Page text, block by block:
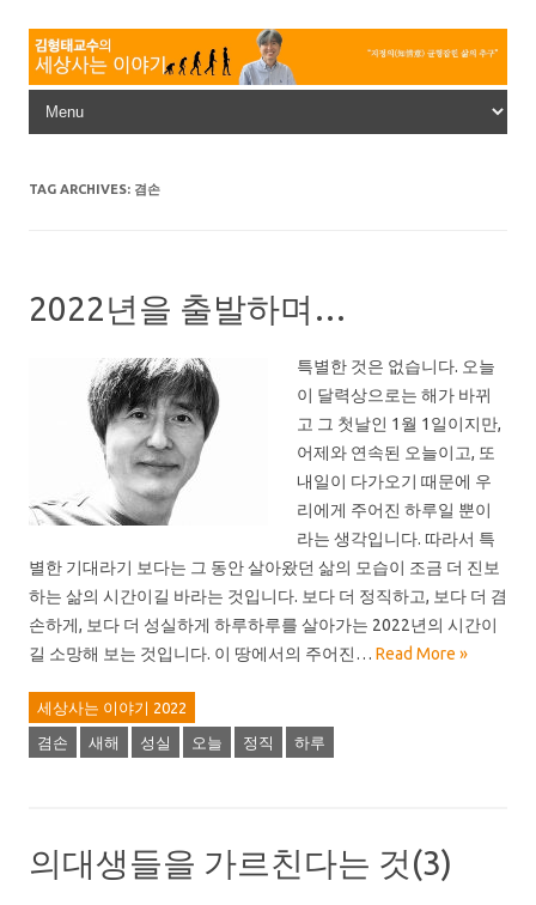
Skip to content
TAG ARCHIVES: 겸손
2022년을 출발하며…
특별한 것은 없습니다. 오늘
이 달력상으로는 해가 바뀌
고 그 첫날인 1월 1일이지만,
어제와 연속된 오늘이고, 또
내일이 다가오기 때문에 우
리에게 주어진 하루일 뿐이
라는 생각입니다. 따라서 특
별한 기대라기 보다는 그 동안 살아왔던 삶의 모습이 조금 더 진보
하는 삶의 시간이길 바라는 것입니다. 보다 더 정직하고, 보다 더 겸
손하게, 보다 더 성실하게 하루하루를 살아가는 2022년의 시간이
길 소망해 보는 것입니다. 이 땅에서의 주어진… Read More »
세상사는 이야기 2022
겸손 새해 성실 오늘 정직 하루
의대생들을 가르친다는 것(3)